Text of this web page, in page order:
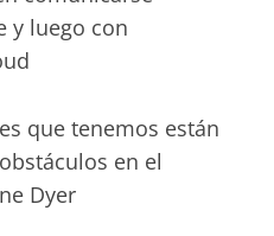
y luego con
que tenemos están
en el
Dyer